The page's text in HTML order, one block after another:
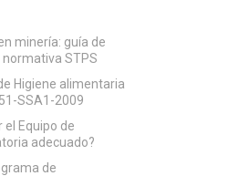
minería: guía de
STPS
Higiene alimentaria
SSA1-2009
el Equipo de
adecuado?
de